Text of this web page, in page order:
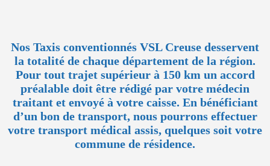
Nos Taxis conventionnés VSL Creuse desservent
la totalité de chaque département de la région.
Pour tout trajet supérieur à 150 km un accord
préalable doit être rédigé par votre médecin
traitant et envoyé à votre caisse. En bénéficiant
d’un bon de transport, nous pourrons effectuer
votre transport médical assis, quelques soit votre
commune de résidence.